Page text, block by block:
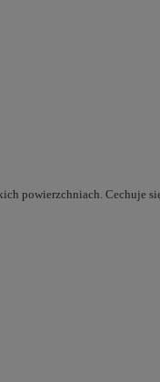
powierzchniach. Cechuje